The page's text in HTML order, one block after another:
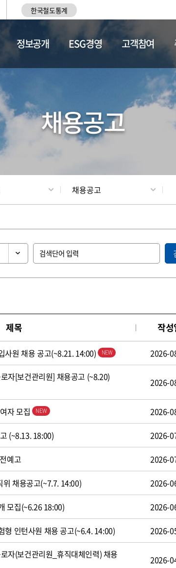
한국철도통계
채용정보
정보공개 ESG경영 고객참여
채용공고
채용공고
제목 작성
사원 채용 공고(~8.21. 14:00) 2026-
자[보건관리원] 채용공고 (~8.20) 2026-
자 모집 2026-
(~8.13. 18:00) 2026-
예고 2026-
채용공고(~7.7. 14:00) 2026-
모집(~6.26 18:00) 2026-
형 인턴사원 채용 공고(~6.4. 14:00) 2026-
자(보건관리원_휴직대체인력) 채용
2026-